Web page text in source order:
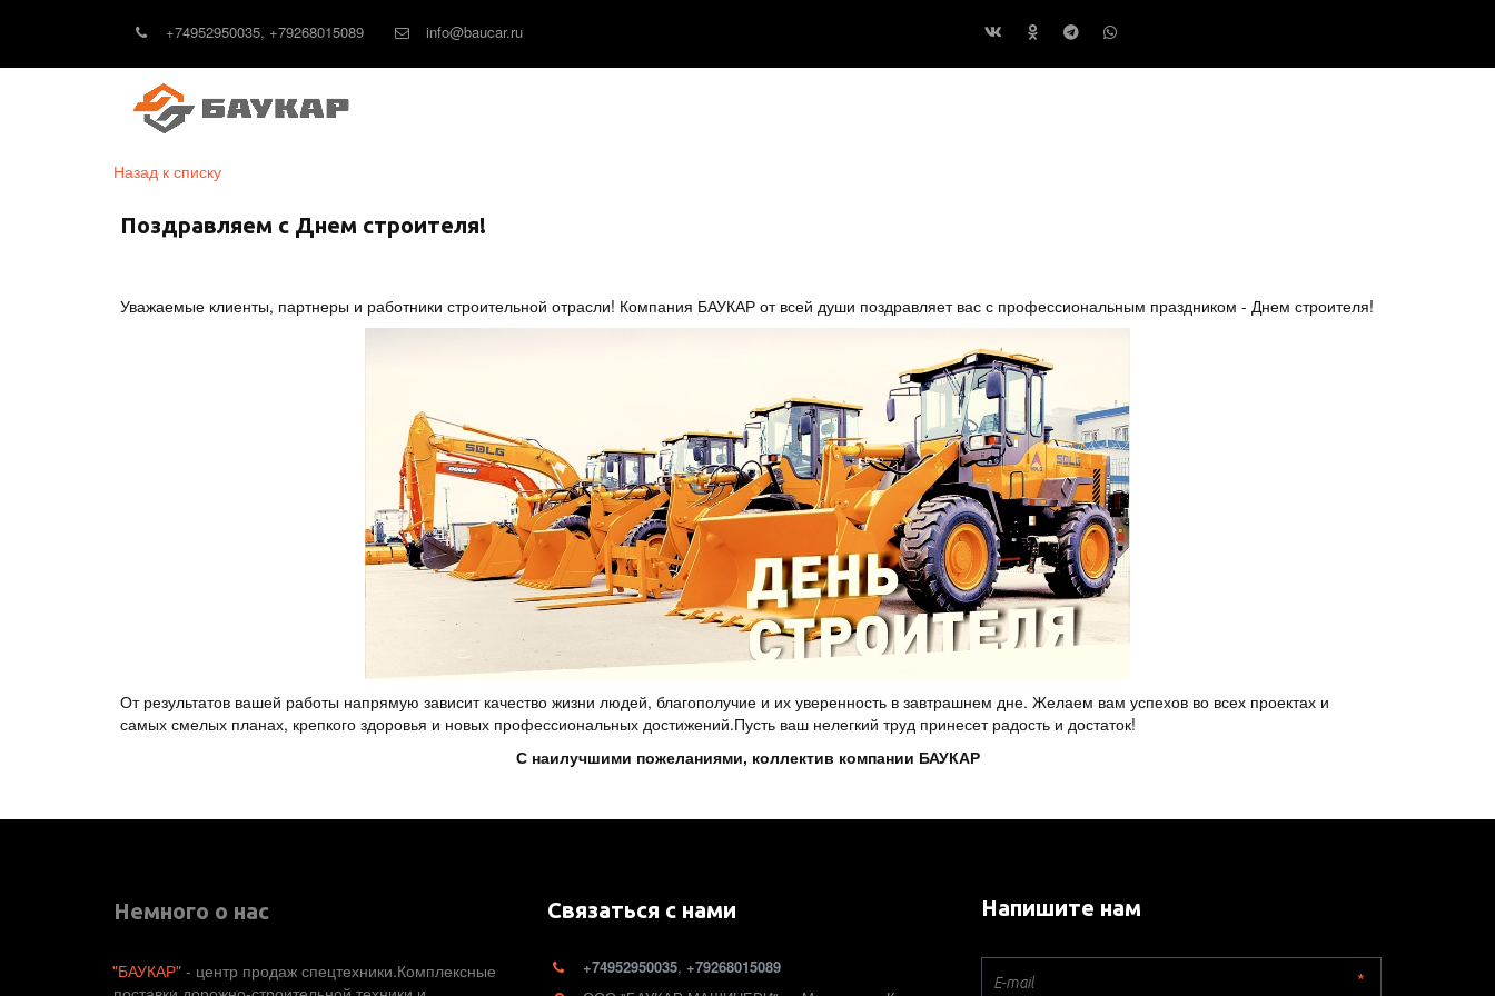
+74952950035, +79268015089 info@baucar.ru
Назад к списку
Поздравляем с Днем строителя!
Уважаемые клиенты, партнеры и работники строительной отрасли! Компания БАУКАР от всей души поздравляет вас с профессиональным праздником - Днем строителя!
От результатов вашей работы напрямую зависит качество жизни людей, благополучие и их уверенность в завтрашнем дне. Желаем вам успехов во всех проектах и
самых смелых планах, крепкого здоровья и новых профессиональных достижений.Пусть ваш нелегкий труд принесет радость и достаток!
С наилучшими пожеланиями, коллектив компании БАУКАР
Немного о нас
"БАУКАР" - центр продаж спецтехники.Комплексные
Связаться с нами
+74952950035, +79268015089
Напишите нам
*